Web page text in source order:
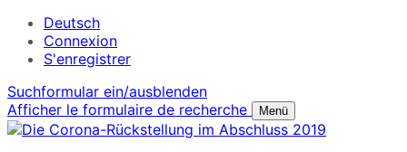
Deutsch
Connexion
S'enregistrer
Suchformular ein/ausblenden
Afficher le formulaire de recherche
Menü